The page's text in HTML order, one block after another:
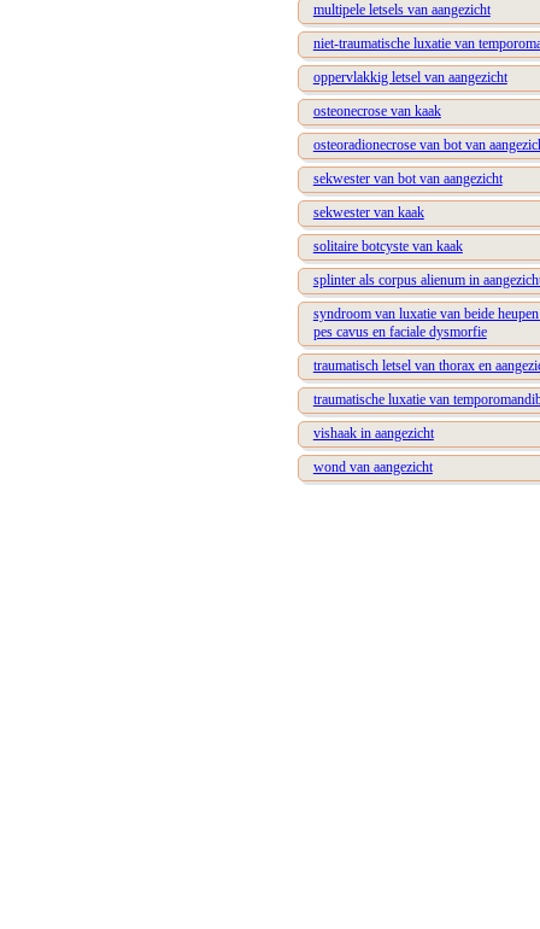
multipele letsels van aangezicht
niet-traumatische luxatie van
oppervlakkig letsel van aangezicht
osteonecrose van kaak
osteoradionecrose van bot van
sekwester van bot van aangezicht
sekwester van kaak
solitaire botcyste van kaak
splinter als corpus alienum in
syndroom van luxatie van beide
pes cavus en faciale dysmorfie
traumatisch letsel van thorax en
traumatische luxatie van
vishaak in aangezicht
wond van aangezicht